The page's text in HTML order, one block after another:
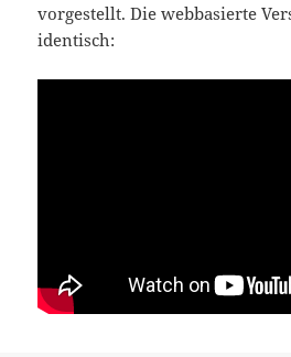
vorgestellt. Die webbasierte
identisch: